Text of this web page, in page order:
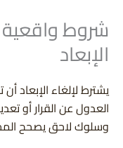
شروط واقعية
الإبعاد
يشترط لإلغاء الإبعاد
العدول عن القرار أو
وسلوك لاحق يصحح